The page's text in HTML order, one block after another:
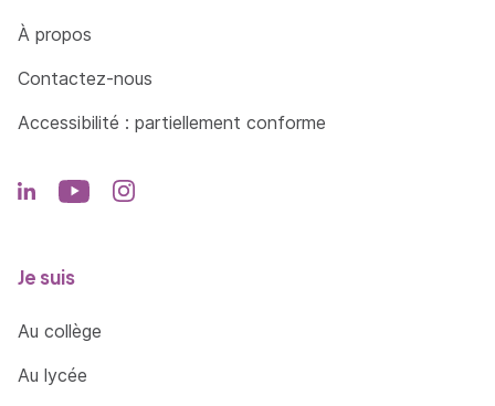
Côté Formations
À propos
Contactez-nous
Accessibilité : partiellement conforme
Je suis
Au collège
Au lycée